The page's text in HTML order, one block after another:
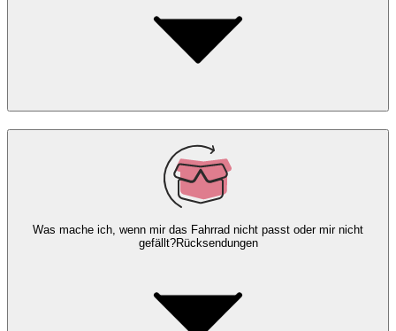
Was mache ich, wenn mir das Fahrrad nicht passt oder mir nicht
gefällt?Rücksendungen